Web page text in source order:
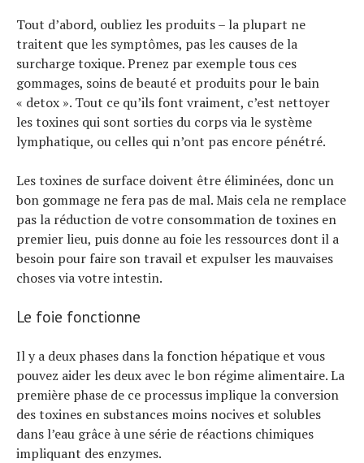
Tout d’abord, oubliez les produits – la plupart ne
traitent que les symptômes, pas les causes de la
surcharge toxique. Prenez par exemple tous ces
gommages, soins de beauté et produits pour le bain
« detox ». Tout ce qu’ils font vraiment, c’est nettoyer
les toxines qui sont sorties du corps via le système
lymphatique, ou celles qui n’ont pas encore pénétré.
Les toxines de surface doivent être éliminées, donc un
bon gommage ne fera pas de mal. Mais cela ne remplace
pas la réduction de votre consommation de toxines en
premier lieu, puis donne au foie les ressources dont il a
besoin pour faire son travail et expulser les mauvaises
choses via votre intestin.
Le foie fonctionne
Il y a deux phases dans la fonction hépatique et vous
pouvez aider les deux avec le bon régime alimentaire. La
première phase de ce processus implique la conversion
des toxines en substances moins nocives et solubles
dans l’eau grâce à une série de réactions chimiques
impliquant des enzymes.
Conseils
Tendances
Tous nos articles
À propos